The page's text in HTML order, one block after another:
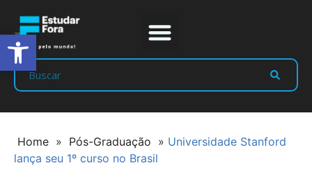
Home » Pós-Graduação » Universidade Stanford
lança seu 1º curso no Brasil
Abrir a barra de ferramentas